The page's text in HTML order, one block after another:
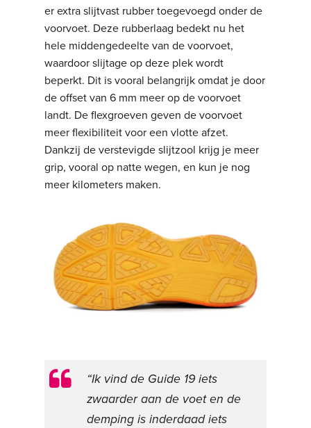
er extra slijtvast rubber toegevoegd onder de
voorvoet. Deze rubberlaag bedekt nu het
hele middengedeelte van de voorvoet,
waardoor slijtage op deze plek wordt
beperkt. Dit is vooral belangrijk omdat je door
de offset van 6 mm meer op de voorvoet
landt. De flexgroeven geven de voorvoet
meer flexibiliteit voor een vlotte afzet.
Dankzij de verstevigde slijtzool krijg je meer
grip, vooral op natte wegen, en kun je nog
meer kilometers maken.
“Ik vind de Guide 19 iets
zwaarder aan de voet en de
demping is inderdaad iets